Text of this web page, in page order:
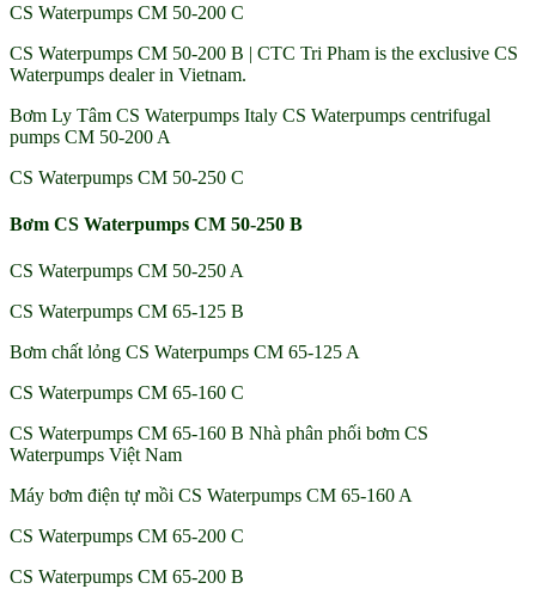
CS Waterpumps CM 50-200 C
CS Waterpumps CM 50-200 B | CTC Tri Pham is the exclusive CS
Waterpumps dealer in Vietnam.
Bơm Ly Tâm CS Waterpumps Italy CS Waterpumps centrifugal
pumps CM 50-200 A
CS Waterpumps CM 50-250 C
Bơm CS Waterpumps CM 50-250 B
CS Waterpumps CM 50-250 A
CS Waterpumps CM 65-125 B
Bơm chất lỏng CS Waterpumps CM 65-125 A
CS Waterpumps CM 65-160 C
CS Waterpumps CM 65-160 B Nhà phân phối bơm CS
Waterpumps Việt Nam
Máy bơm điện tự mồi CS Waterpumps CM 65-160 A
CS Waterpumps CM 65-200 C
CS Waterpumps CM 65-200 B